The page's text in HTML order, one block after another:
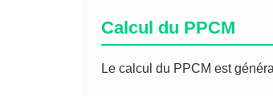
Calcul du PPCM
Le calcul du PPCM est